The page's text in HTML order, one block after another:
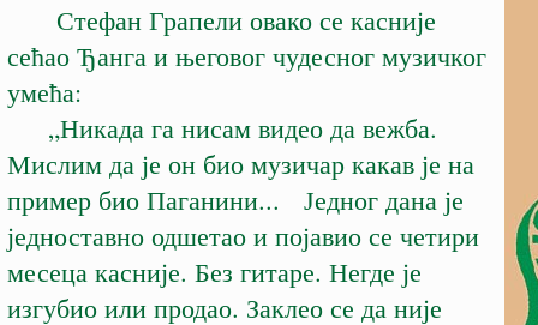
Стефан Грапели овако се касније
сећао Ђанга и његовог чудесног музичког
умећа:
„Никада га нисам видео да вежба.
Мислим да је он био музичар какав је на
пример био Паганини... Једног дана је
једноставно одшетао и појавио се четири
месеца касније. Без гитаре. Негде је
изгубио или продао. Заклео се да није